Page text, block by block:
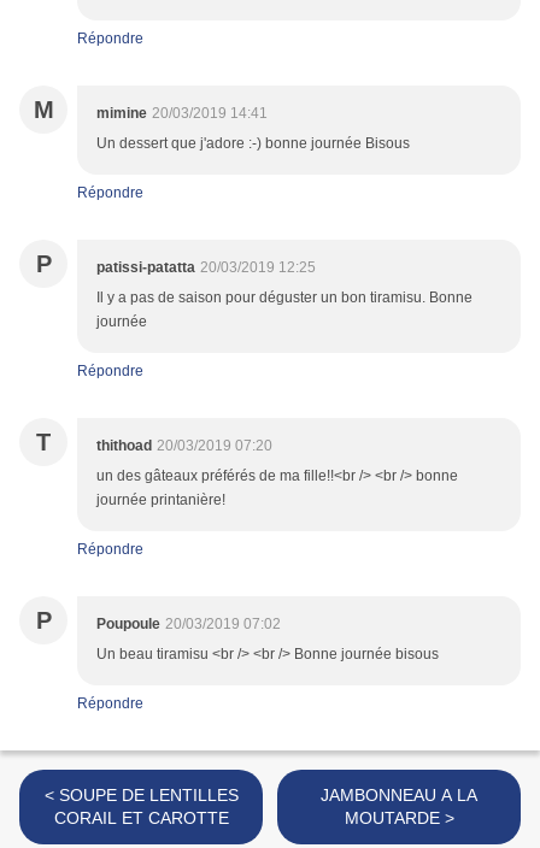
Répondre
M mimine 20/03/2019 14:41
Un dessert que j'adore :-) bonne journée Bisous
Répondre
P patissi-patatta 20/03/2019 12:25
Il y a pas de saison pour déguster un bon tiramisu. Bonne
journée
Répondre
T thithoad 20/03/2019 07:20
un des gâteaux préférés de ma fille!!<br /> <br /> bonne
journée printanière!
Répondre
P Poupoule 20/03/2019 07:02
Un beau tiramisu <br /> <br /> Bonne journée bisous
Répondre
< SOUPE DE LENTILLES
CORAIL ET CAROTTE
JAMBONNEAU A LA
MOUTARDE >